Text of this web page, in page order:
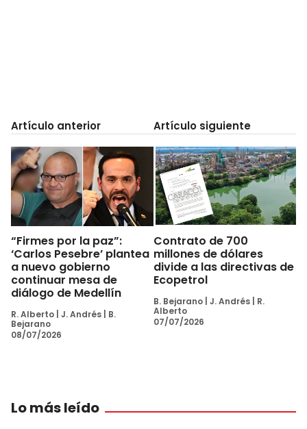
Artículo anterior
“Firmes por la paz”:
‘Carlos Pesebre’ plantea
a nuevo gobierno
continuar mesa de
diálogo de Medellín
R. Alberto J. Andrés
B.
Bejarano
08/07/2026
Artículo siguiente
Contrato de 700
millones de dólares
divide a las directivas de
Ecopetrol
B. Bejarano J. Andrés
R.
Alberto
07/07/2026
Lo más leído